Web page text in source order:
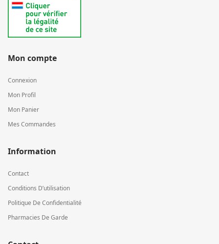
Mon compte
Connexion
Mon Profil
Mon Panier
Mes Commandes
Information
Contact
Conditions D’utilisation
Politique De Confidentialité
Pharmacies De Garde